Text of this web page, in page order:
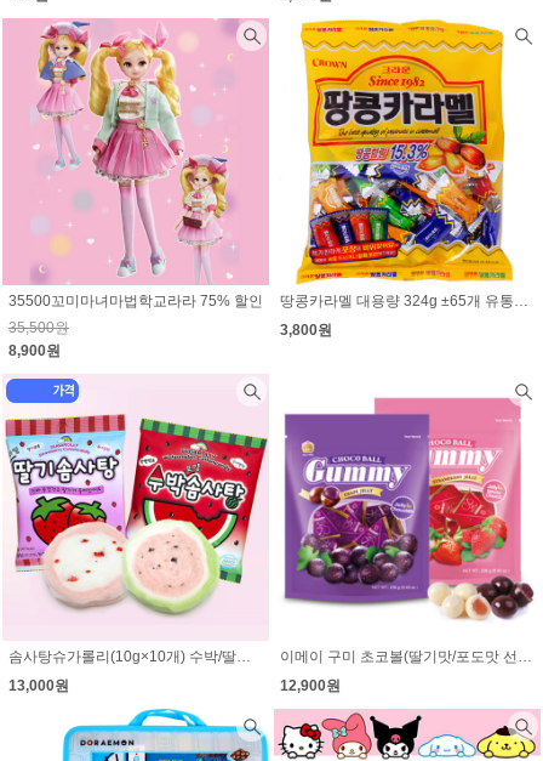
35500꼬미마녀마법학교라라 75% 할인
35,500원
8,900원
땅콩카라멜 대용량 324g ±65개 유통기한 임박할인(9월11일)
3,800원
솜사탕슈가롤리(10g×10개) 수박/딸기 선택 (1개 1300원)
13,000원
이메이 구미 초코볼(딸기맛/포도맛 선택)
12,900원